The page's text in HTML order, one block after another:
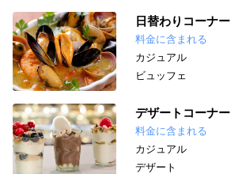
日替わりコーナー
料金に含まれる
カジュアル
ビュッフェ
デザートコーナー
料金に含まれる
カジュアル
デザート